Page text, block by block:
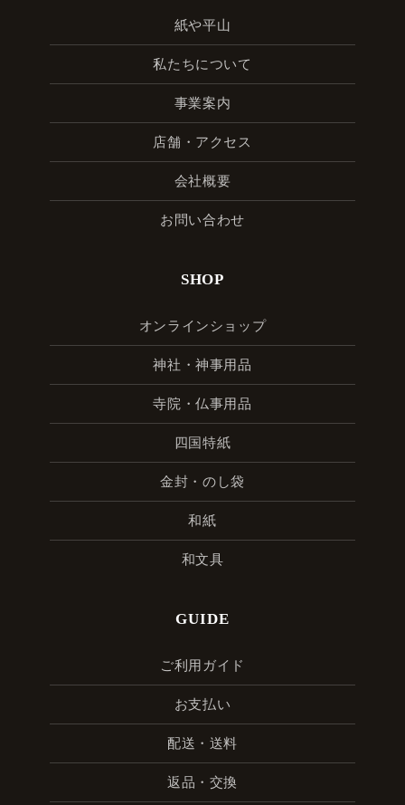
紙や平山
私たちについて
事業案内
店舗・アクセス
会社概要
お問い合わせ
SHOP
オンラインショップ
神社・神事用品
寺院・仏事用品
四国特紙
金封・のし袋
和紙
和文具
GUIDE
ご利用ガイド
お支払い
配送・送料
返品・交換